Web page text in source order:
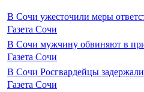
В Сочи ужесточили меры
Газета Сочи
В Сочи мужчину обвиняют в
Газета Сочи
В Сочи Росгвардейцы
Газета Сочи